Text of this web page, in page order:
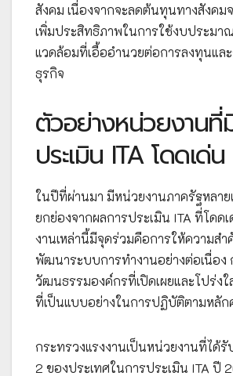
สังคม เนื่องจากจะลดต้นทุนทางสังคม
เพิ่มประสิทธิภาพในการใช้งบประมา
แวดล้อมที่เอื้ออำนวยต่อการลงทุนแล
ธุรกิจ
ตัวอย่างหน่วยงานที่
ประเมิน ITA โดดเด่น
ในปีที่ผ่านมา มีหน่วยงานภาครัฐหลา
ยกย่องจากผลการประเมิน ITA ที่โดด
งานเหล่านี้มีจุดร่วมคือการให้ความส
พัฒนาระบบการทำงานอย่างต่อเนื่อง
วัฒนธรรมองค์กรที่เปิดเผยและโปร่งใ
ที่เป็นแบบอย่างในการปฏิบัติตามหลั
กระทรวงแรงงานเป็นหน่วยงานที่ได้
2 ของประเทศในการประเมิน ITA ปี